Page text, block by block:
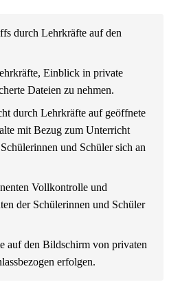
durch Lehrkräfte auf den
Einblick in private
Dateien zu nehmen.
durch Lehrkräfte auf geöffnete
mit Bezug zum Unterricht
und Schüler sich an
Vollkontrolle und
der Schülerinnen und Schüler
auf den Bildschirm von privaten
erfolgen.